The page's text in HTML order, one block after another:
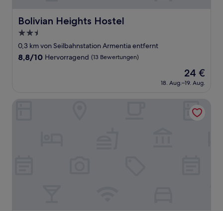
Bolivian Heights Hostel
Bolivian Heights Hostel
2.5-
Sterne-
Unterkunft
0,3 km von Seilbahnstation Armentia entfernt
8.8
Bewertungen)
8,8/10 Hervorragend (13 Bewertungen)
Der
Preis
beträgt
24 €
18. Aug.–19. Aug.